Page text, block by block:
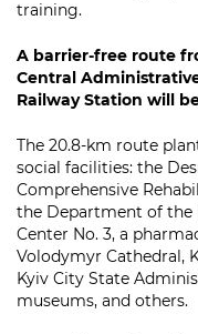
training.
A barrier-free route
Central
Railway Station will
The 20.8-km route
social facilities: the
Comprehensive
the Department of the
Center No. 3, a
Volodymyr Cathedral,
Kyiv City State
museums, and others.